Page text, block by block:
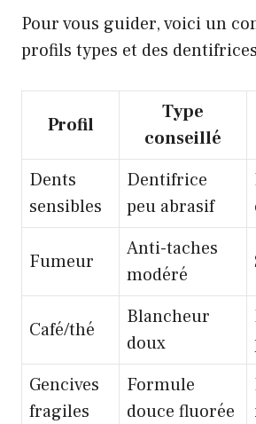
Pour vous guider, voici un
profils types et des
Profil
Type
conseillé
Dents
sensibles
Dentifrice
peu abrasif
Fumeur
Anti-taches
modéré
Café/thé
Blancheur
doux
Gencives
fragiles
Formule
douce fluorée